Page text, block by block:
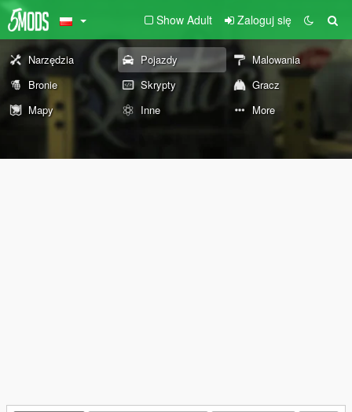
Show Adult Zaloguj się
Narzędzia Pojazdy
Malowania
Bronie
Skrypty
Gracz
Mapy
Inne More